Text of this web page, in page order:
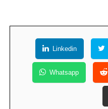
Linkedin
Whatsapp